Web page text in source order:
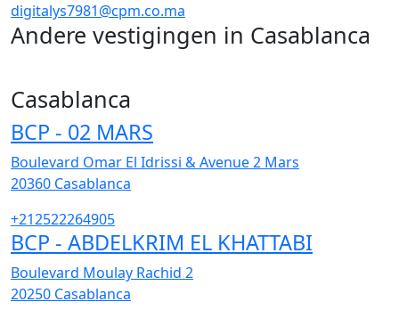
digitalys7981@cpm.co.ma
Andere vestigingen in Casablanca
Casablanca
BCP - 02 MARS
Boulevard Omar El Idrissi & Avenue 2 Mars
20360 Casablanca
+212522264905
BCP - ABDELKRIM EL KHATTABI
Boulevard Moulay Rachid 2
20250 Casablanca